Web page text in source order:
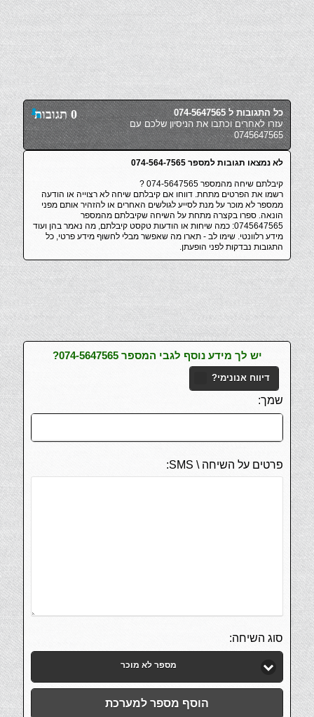
0 תגובות
כל התגובות ל 074-5647565
עזרו לאחרים וכתבו את הניסיון שלכם עם
0745647565
לא נמצאו תגובות למספר 074-564-7565
קיבלתם שיחה מהמספר 074-5647565 ?
רשמו את הפרטים מתחת. דווחו אם קיבלתם שיחה לא רצוייה או הודעה
ממספר לא מוכר על מנת לסייע לגולשים האחרים או להזהיר אותם מפני
הונאה. ספרו בקצרה מתחת על השיחה שקיבלתם מהמספר
0745647565: כמה שיחות או הודעות טקסט קיבלתם, מה נאמר בהן ועוד
מידע רלוונטי. שימו לב - תארו מה שאפשר מבלי לחשוף מידע פרטי, כל
התגובות נבדקות לפני הופעתן.
יש לך מידע נוסף לגבי המספר 074-5647565?
דיווח אנונימי?
שמך:
פרטים על השיחה \ SMS:
סוג השיחה:
מספר לא מוכר
הוסף מספר למערכת